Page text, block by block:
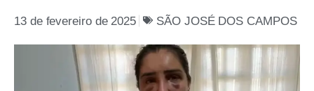
13 de fevereiro de 2025 SÃO JOSÉ DOS CAMPOS